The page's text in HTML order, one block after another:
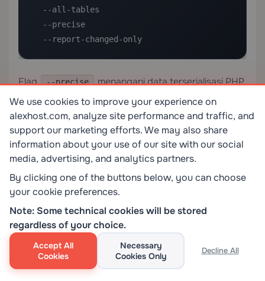
  --report-changed-only
Flag --precise
menangani data terserialisasi PHP
dengan benar, yang rusak jika dilakukan
penggantian string secara naif.
Fase 8: Batalkan Paket Hosting Lama
Batalkan paket lama hanya setelah semua kondisi
berikut dikonfirmasi:
Propagasi DNS selesai (verifikasi dengan
+trace example.com
dari beberapa lokasi)
Pemantauan uptime menunjukkan ketersediaan
100% selama minimal 72 jam berturut-turut
We use cookies to improve your experience on
alexhost.com, analyze site performance and traffic, and
support our marketing efforts. We may also share
information about your use of our site with our social
media, advertising, and analytics partners.
By clicking one of the buttons below, you can choose
your cookie preferences.
Note: Some technical cookies will be stored
regardless of your choice.
Accept All
Cookies
Necessary
Cookies Only
Decline All